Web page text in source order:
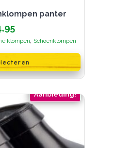
panter
klompen, Schoenklompen
Aanbieding!